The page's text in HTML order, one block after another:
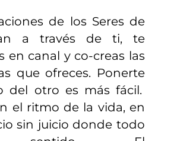
de los Seres de
a través de ti, te
en canal y co-creas las
que ofreces. Ponerte
del otro es más fácil.
el ritmo de la vida, en
sin juicio donde todo